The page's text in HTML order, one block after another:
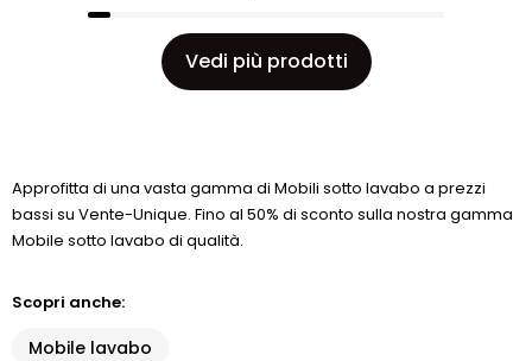
Vedi più prodotti
Approfitta di una vasta gamma di Mobili sotto lavabo a prezzi
bassi su Vente-Unique. Fino al 50% di sconto sulla nostra gamma
Mobile sotto lavabo di qualità.
Scopri anche:
Mobile lavabo